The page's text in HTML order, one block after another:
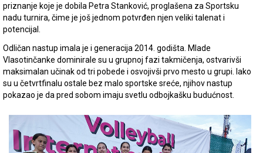
priznanje koje je dobila Petra Stanković, proglašena za Sportsku
nadu turnira, čime je još jednom potvrđen njen veliki talenat i
potencijal.
Odličan nastup imala je i generacija 2014. godišta. Mlade
Vlasotinčanke dominirale su u grupnoj fazi takmičenja, ostvarivši
maksimalan učinak od tri pobede i osvojivši prvo mesto u grupi. Iako
su u četvrtfinalu ostale bez malo sportske sreće, njihov nastup
pokazao je da pred sobom imaju svetlu odbojkašku budućnost.